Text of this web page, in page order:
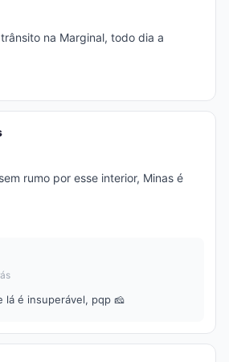
na Marginal, todo dia a
rumo por esse interior, Minas é
lá é insuperável, pqp 🧀